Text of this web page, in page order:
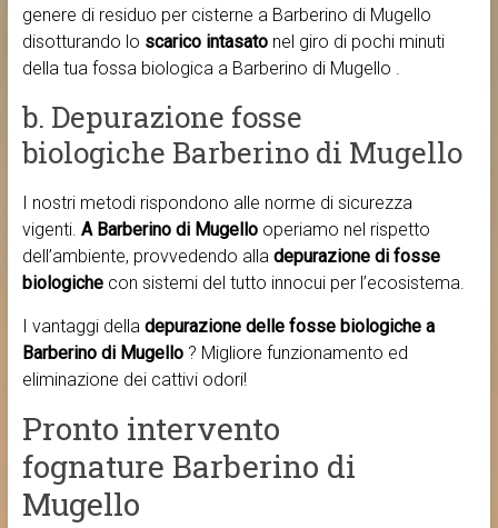
genere di residuo per cisterne a Barberino di Mugello
disotturando lo scarico intasatonel giro di pochi minuti
della tua fossa biologica a Barberino di Mugello .
b. Depurazione fosse
biologiche Barberino di Mugello
I nostri metodi rispondono alle norme di sicurezza
vigenti. A Barberino di Mugello operiamo nel rispetto
dell’ambiente, provvedendo alla depurazione di fosse
biologichecon sistemi del tutto innocui per l’ecosistema.
I vantaggi della depurazione delle fosse biologiche a
Barberino di Mugello ? Migliore funzionamento ed
eliminazione dei cattivi odori!
Pronto intervento
fognature Barberino di
Mugello